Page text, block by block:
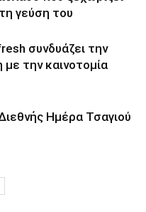
γεύση του
συνδυάζει την
την καινοτομία
Ημέρα Τσαγιού